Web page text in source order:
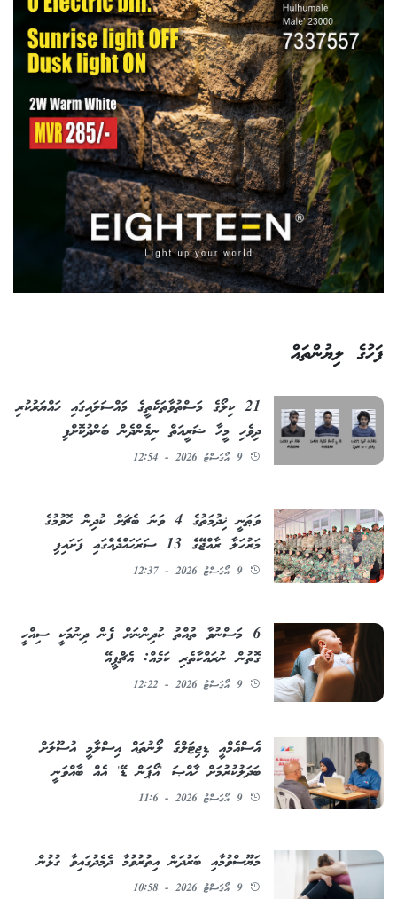
ފަހުގެ ލިޔުންތައް
21 ކިލޯގެ މަސްތުވާތަކެތީގެ މައްސަލައިގައި ހައްޔަރުކުރި
ދިވެހި މީހާ ޝަރީއަތް ނިމެންދެން ބަންދުކޮށްފި
9 އޯގަސްޓު 2026 - 12:54
ވަޠަނީ ޚިދުމަތުގެ 4 ވަނަ ބެޗަށް ކުދިން ހޮވުމުގެ
މަރުހަލާ ރާއްޖޭގެ 13 ސަރަޙައްދެއްގައި ފަށައިފި
9 އޯގަސްޓު 2026 - 12:37
6 މަސްނުވާ ތުއްތު ކުދިންނަށް ފެން ދިނުމަކީ ސިއްހީ
ގޮތުން ނުރައްކާތެރި ކަމެއް: އެޗްޕީއޭ
9 އޯގަސްޓު 2026 - 12:22
އެސްއެމްއީ ޑިޖިޓަލްގެ ލޯނުތައް އިސްލާމީ އުސޫލަށް
ބަދަލުކުރުމަށް ޚާއްޞަ 'އޯޕަން ޑޭ' އެއް ބާއްވަނީ
9 އޯގަސްޓު 2026 - 11:6
މަޔޫސްވުމާއި ބަރުދަން އިތުރުވުމާ ދެމެދުގައިވާ ގުޅުން
9 އޯގަސްޓު 2026 - 10:58